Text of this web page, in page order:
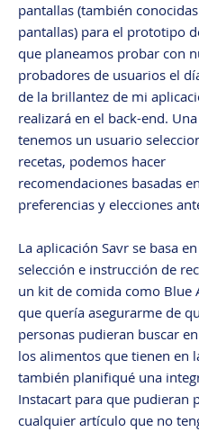
pantallas (también
pantallas) para el prototipo
que planeamos probar con
probadores de usuarios el
de la brillantez de mi
realizará en el back-end.
tenemos un usuario
recetas, podemos hacer
recomendaciones basadas
preferencias y elecciones
La aplicación Savr se basa
selección e instrucción de
un kit de comida como Blue
que quería asegurarme de
personas pudieran buscar
los alimentos que tienen en
también planifiqué una
Instacart para que pudieran
cualquier artículo que no